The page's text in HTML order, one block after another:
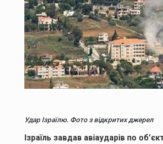
Удар Ізраїлю. Фото з відкритих джерел
Ізраїль завдав авіаударів по